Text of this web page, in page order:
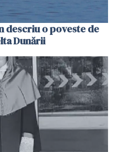
descriu o poveste de
Dunării